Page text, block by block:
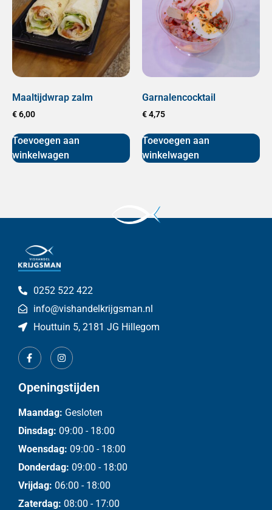
Maaltijdwrap zalm
€6,00
Toevoegen aan
winkelwagen
Garnalencocktail
€4,75
Toevoegen aan
winkelwagen
0252 522 422
info@vishandelkrijgsman.nl
Houttuin 5, 2181 JG Hillegom
Openingstijden
Maandag: Gesloten
Dinsdag: 09:00 - 18:00
Woensdag: 09:00 - 18:00
Donderdag: 09:00 - 18:00
Vrijdag: 06:00 - 18:00
Zaterdag: 08:00 - 17:00